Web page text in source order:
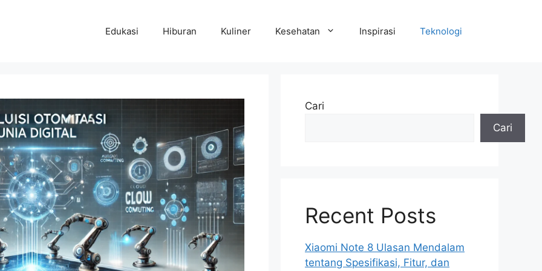
Edukasi Hiburan Kuliner Kesehatan Inspirasi Teknologi
Cari
Cari
Recent Posts
Xiaomi Note 8 Ulasan Mendalam
tentang Spesifikasi, Fitur, dan